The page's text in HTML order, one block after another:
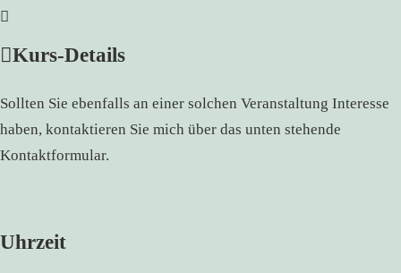
Kurs-Details
Sollten Sie ebenfalls an einer solchen Veranstaltung Interesse
haben, kontaktieren Sie mich über das unten stehende
Kontaktformular.
Uhrzeit